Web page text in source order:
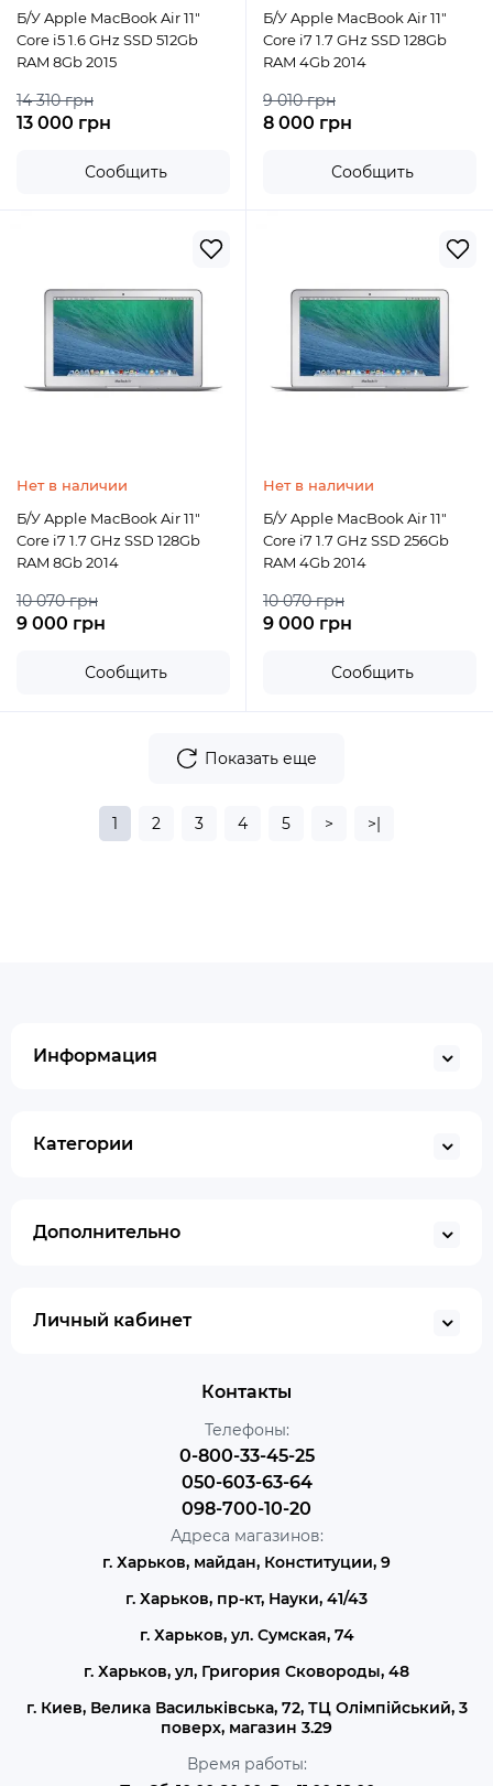
Б/У Apple MacBook Air 11"
Core i5 1.6 GHz SSD 512Gb
RAM 8Gb 2015
14 310 грн
13 000 грн
Сообщить
Б/У Apple MacBook Air 11"
Core i7 1.7 GHz SSD 128Gb
RAM 4Gb 2014
9 010 грн
8 000 грн
Сообщить
Нет в наличии
Б/У Apple MacBook Air 11"
Core i7 1.7 GHz SSD 128Gb
RAM 8Gb 2014
10 070 грн
9 000 грн
Сообщить
Нет в наличии
Б/У Apple MacBook Air 11"
Core i7 1.7 GHz SSD 256Gb
RAM 4Gb 2014
10 070 грн
9 000 грн
Сообщить
Показать еще
1 2 3 4 5 > >|
Информация
Категории
Дополнительно
Личный кабинет
Контакты
Телефоны:
0-800-33-45-25
050-603-63-64
098-700-10-20
Адреса магазинов:
г. Харьков, майдан, Конституции, 9
г. Харьков, пр-кт, Науки, 41/43
г. Харьков, ул. Сумская, 74
г. Харьков, ул, Григория Сковороды, 48
г. Киев, Велика Васильківська, 72, ТЦ Олімпійський, 3
поверх, магазин 3.29
Время работы: